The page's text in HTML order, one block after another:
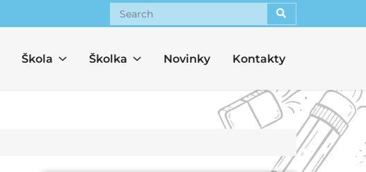
Search
Škola Školka Novinky Kontakty